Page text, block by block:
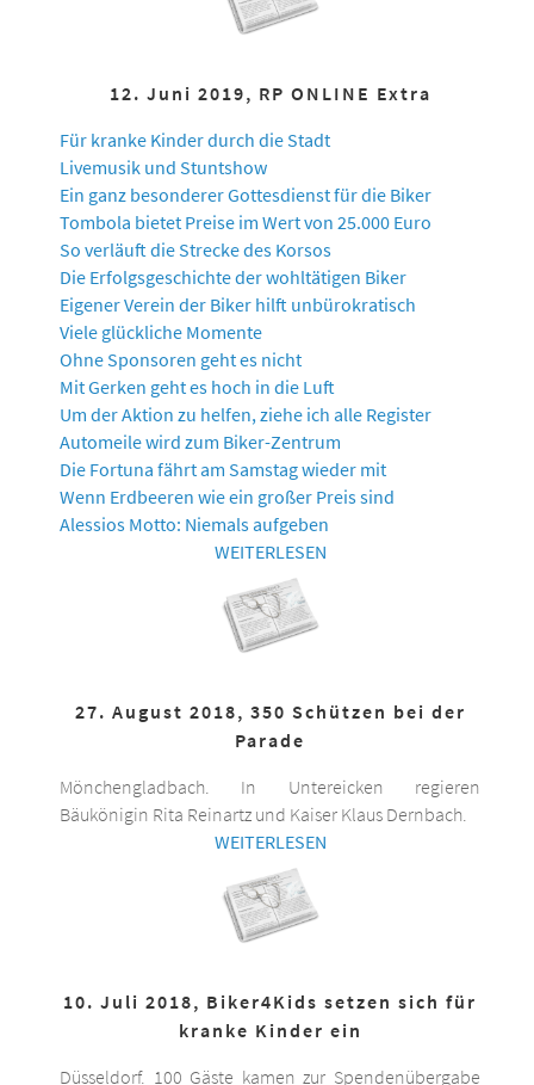
12. Juni 2019, RP ONLINE Extra
Für kranke Kinder durch die Stadt
Livemusik und Stuntshow
Ein ganz besonderer Gottesdienst für die Biker
Tombola bietet Preise im Wert von 25.000 Euro
So verläuft die Strecke des Korsos
Die Erfolgsgeschichte der wohltätigen Biker
Eigener Verein der Biker hilft unbürokratisch
Viele glückliche Momente
Ohne Sponsoren geht es nicht
Mit Gerken geht es hoch in die Luft
Um der Aktion zu helfen, ziehe ich alle Register
Automeile wird zum Biker-Zentrum
Die Fortuna fährt am Samstag wieder mit
Wenn Erdbeeren wie ein großer Preis sind
Alessios Motto: Niemals aufgeben
WEITERLESEN
27. August 2018, 350 Schützen bei der
Parade
Mönchengladbach. In Untereicken regieren
Bäukönigin Rita Reinartz und Kaiser Klaus Dernbach.
WEITERLESEN
10. Juli 2018, Biker4Kids setzen sich für
kranke Kinder ein
Düsseldorf. 100 Gäste kamen zur Spendenübergabe